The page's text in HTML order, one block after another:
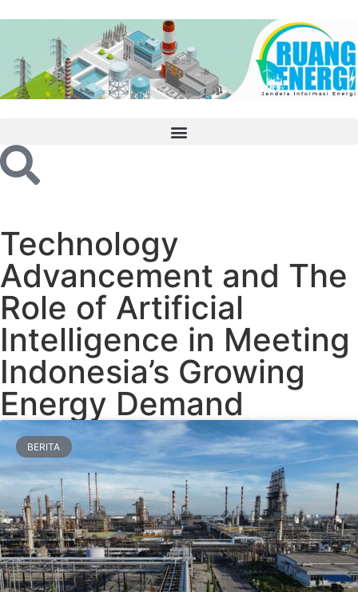
Technology
Advancement and The
Role of Artificial
Intelligence in Meeting
Indonesia’s Growing
Energy Demand
BERITA